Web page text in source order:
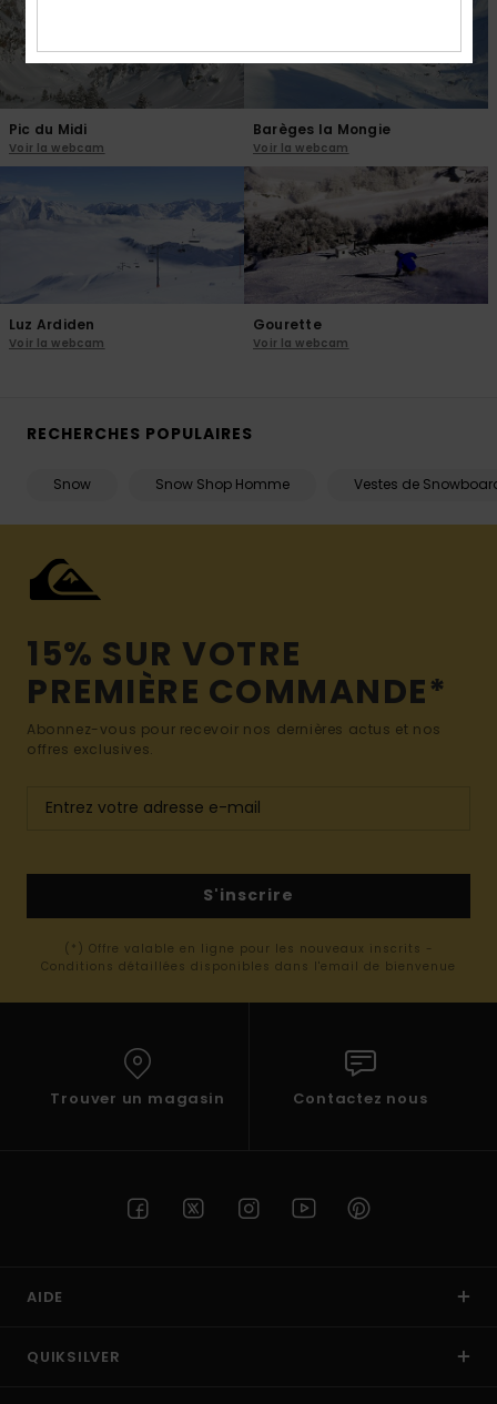
Pic du Midi
Voir la webcam
Barèges la Mongie
Voir la webcam
Luz Ardiden
Voir la webcam
Gourette
Voir la webcam
RECHERCHES POPULAIRES
Snow Snow Shop Homme Vestes de
15% SUR VOTRE
PREMIÈRE COMMANDE*
Abonnez-vous pour recevoir nos dernières actus et nos
offres exclusives.
S'inscrire
(*) Offre valable en ligne pour les nouveaux inscrits -
Conditions détaillées disponibles dans l'email de bienvenue
Trouver un magasin Contactez nous
AIDE
QUIKSILVER